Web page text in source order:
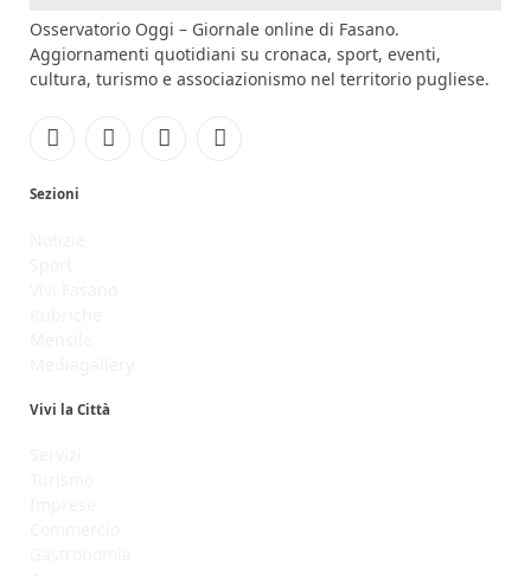
Osservatorio Oggi – Giornale online di Fasano.
Aggiornamenti quotidiani su cronaca, sport, eventi,
cultura, turismo e associazionismo nel territorio pugliese.
FacebookInstagramYouTubeRSS
Sezioni
Vivi la Città